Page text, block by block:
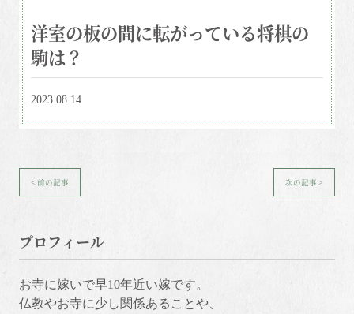
洋室の板の間に転がっている将棋の
駒は？
2023.08.14
< 前の記事 次の記事 >
プロフィール
お寺に嫁いで早10年近い嫁です。
仏教やお寺に少し関係あることや、